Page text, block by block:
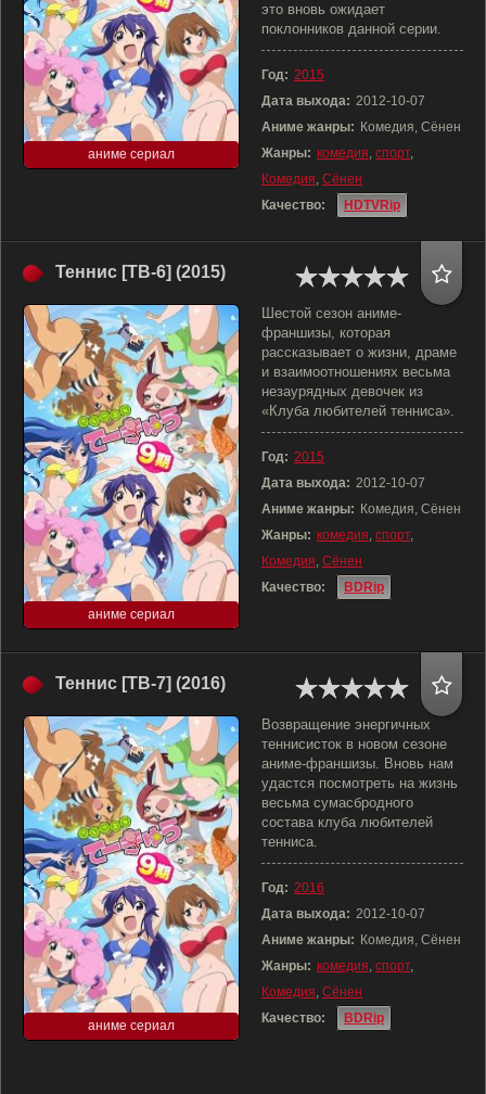
аниме сериал
это вновь ожидает
поклонников данной серии.
Год: 2015
Дата выхода: 2012-10-07
Аниме жанры: Комедия, Сёнен
Жанры: комедия, спорт,
Комедия, Сёнен
Качество:
HDTVRip
Теннис [ТВ-6] (2015)
аниме сериал
Шестой сезон аниме-
франшизы, которая
рассказывает о жизни, драме
и взаимоотношениях весьма
незаурядных девочек из
«Клуба любителей тенниса».
Год: 2015
Дата выхода: 2012-10-07
Аниме жанры: Комедия, Сёнен
Жанры: комедия, спорт,
Комедия, Сёнен
Качество:
BDRip
Теннис [ТВ-7] (2016)
аниме сериал
Возвращение энергичных
теннисисток в новом сезоне
аниме-франшизы. Вновь нам
удастся посмотреть на жизнь
весьма сумасбродного
состава клуба любителей
тенниса.
Год: 2016
Дата выхода: 2012-10-07
Аниме жанры: Комедия, Сёнен
Жанры: комедия, спорт,
Комедия, Сёнен
Качество:
BDRip